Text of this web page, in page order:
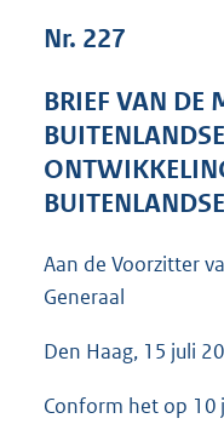
Nr. 227
BRIEF VAN DE
Aan de Voorzitter
Generaal
Den Haag, 15 juli
Conform het op 10